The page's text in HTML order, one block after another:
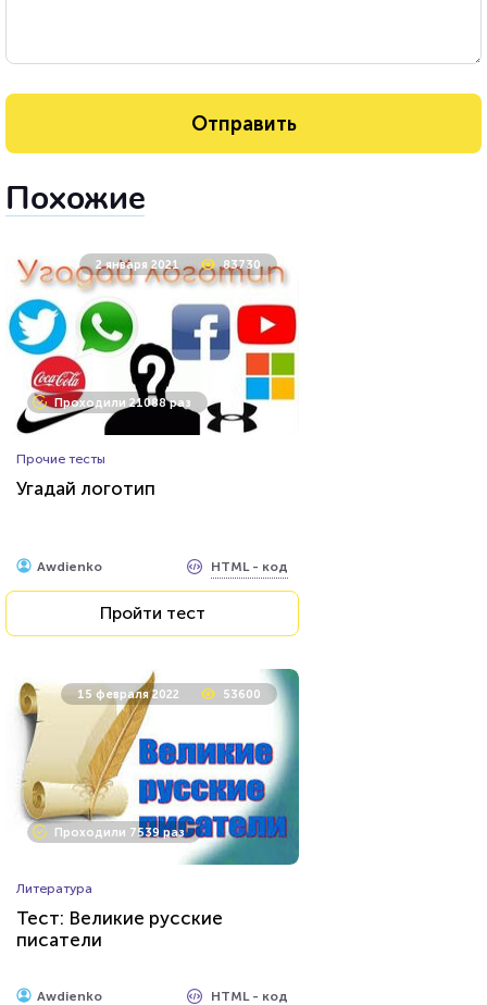
Похожие
2 января 2021 83730
Проходили 21088 раз
Прочие тесты
Угадай логотип
Awdienko HTML - код
Пройти тест
15 февраля 2022 53600
Проходили 7539 раз
Литература
Тест: Великие русские
писатели
Awdienko HTML - код